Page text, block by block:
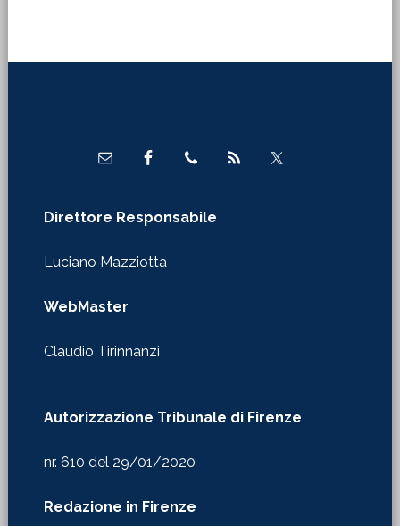
Direttore Responsabile
Luciano Mazziotta
WebMaster
Claudio Tirinnanzi
Autorizzazione Tribunale di Firenze
nr. 610 del 29/01/2020
Redazione in Firenze